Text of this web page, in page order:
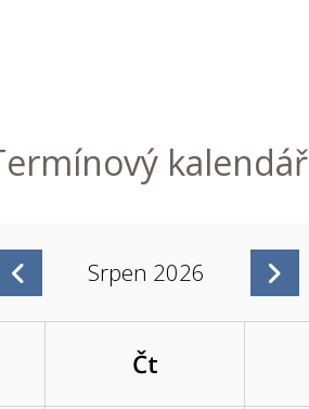
kalendář
Srpen 2026
Čt